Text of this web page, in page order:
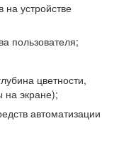
устройстве
пользователя;
цветности,
экране);
автоматизации